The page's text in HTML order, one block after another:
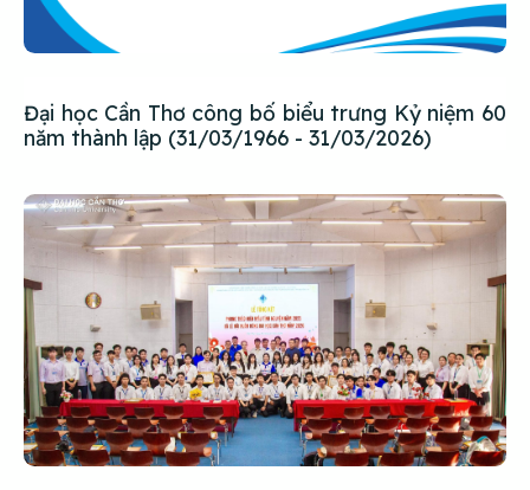
Đại học Cần Thơ công bố biểu trưng Kỷ niệm 60
năm thành lập (31/03/1966 - 31/03/2026)